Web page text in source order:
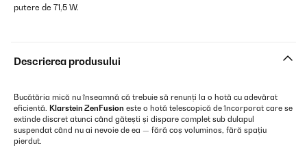
putere de 71,5 W.
Descrierea produsului
Bucătăria mică nu înseamnă că trebuie să renunți la o hotă cu adevărat
eficientă. Klarstein ZenFusion este o hotă telescopică de încorporat care se
extinde discret atunci când gătești și dispare complet sub dulapul
suspendat când nu ai nevoie de ea — fără coș voluminos, fără spațiu
pierdut.